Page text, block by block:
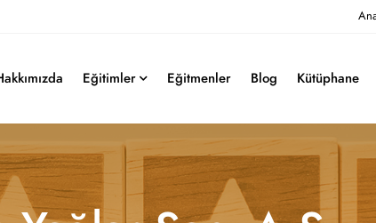
Eğitimler Eğitmenler Blog Kütüphane